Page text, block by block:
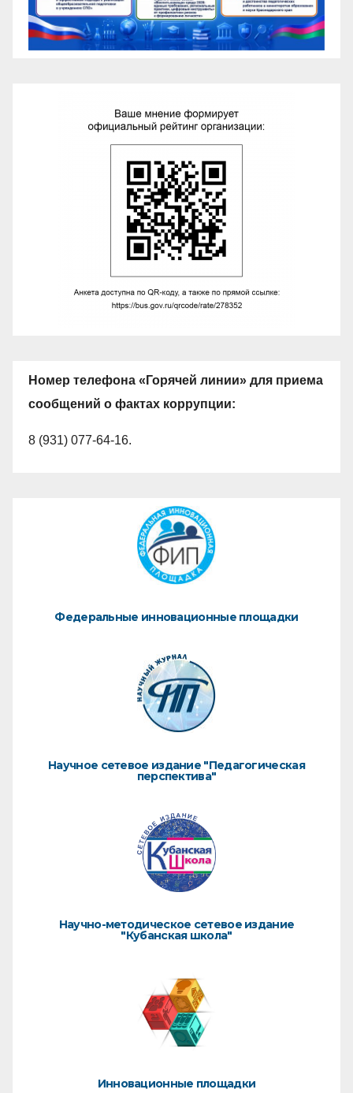
Номер телефона «Горячей линии» для приема
сообщений о фактах коррупции:
8 (931) 077-64-16.
Федеральные инновационные площадки
Научное сетевое издание "Педагогическая
перспектива"
Научно-методическое сетевое издание
"Кубанская школа"
Инновационные площадки